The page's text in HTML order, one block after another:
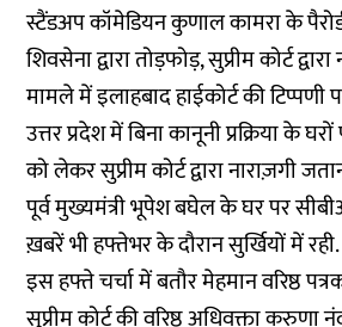
स्टैंडअप कॉमेडियन कुणाल कामरा के
शिवसेना द्वारा तोड़फोड़, सुप्रीम कोर्ट
मामले में इलाहबाद हाईकोर्ट की टिप्पणी
उत्तर प्रदेश में बिना कानूनी प्रक्रिया के
को लेकर सुप्रीम कोर्ट द्वारा नाराज़गी
पूर्व मुख्यमंत्री भूपेश बघेल के घर पर
ख़बरें भी हफ्तेभर के दौरान सुर्खियों में रही.
इस हफ्ते चर्चा में बतौर मेहमान वरिष्ठ
सुप्रीम कोर्ट की वरिष्ठ अधिवक्ता करुणा